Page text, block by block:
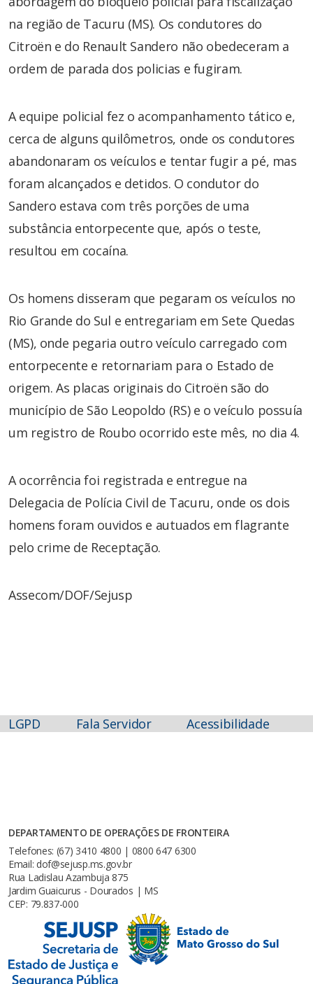
na região de Tacuru (MS). Os condutores do
Citroën e do Renault Sandero não obedeceram a
ordem de parada dos policias e fugiram.
A equipe policial fez o acompanhamento tático e,
cerca de alguns quilômetros, onde os condutores
abandonaram os veículos e tentar fugir a pé, mas
foram alcançados e detidos. O condutor do
Sandero estava com três porções de uma
substância entorpecente que, após o teste,
resultou em cocaína.
Os homens disseram que pegaram os veículos no
Rio Grande do Sul e entregariam em Sete Quedas
(MS), onde pegaria outro veículo carregado com
entorpecente e retornariam para o Estado de
origem. As placas originais do Citroën são do
município de São Leopoldo (RS) e o veículo possuía
um registro de Roubo ocorrido este mês, no dia 4.
A ocorrência foi registrada e entregue na
Delegacia de Polícia Civil de Tacuru, onde os dois
homens foram ouvidos e autuados em flagrante
pelo crime de Receptação.
Assecom/DOF/Sejusp
LGPD Fala Servidor Acessibilidade
DEPARTAMENTO DE OPERAÇÕES DE FRONTEIRA
Telefones: (67) 3410 4800 | 0800 647 6300
Email: dof@sejusp.ms.gov.br
Rua Ladislau Azambuja 875
Jardim Guaicurus - Dourados | MS
CEP: 79.837-000